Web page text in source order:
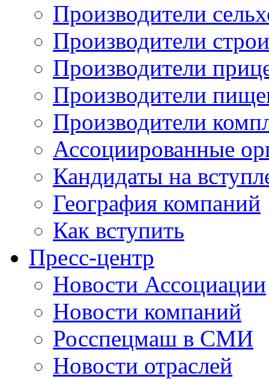
Производители
Производители
Производители
Производители
Производители
Ассоциированные
Кандидаты на
География компаний
Как вступить
Пресс-центр
Новости Ассоциации
Новости компаний
Росспецмаш в СМИ
Новости отраслей